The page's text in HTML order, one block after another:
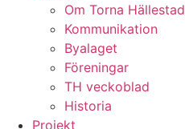
Om Torna Hällestad
Kommunikation
Byalaget
Föreningar
TH veckoblad
Historia
Projekt